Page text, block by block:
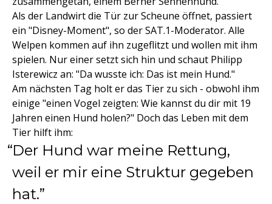
Als der Landwirt die Tür zur Scheune öffnet, passiert
ein "Disney-Moment", so der SAT.1-Moderator. Alle
Welpen kommen auf ihn zugeflitzt und wollen mit ihm
spielen. Nur einer setzt sich hin und schaut Philipp
Isterewicz an: "Da wusste ich: Das ist mein Hund."
Am nächsten Tag holt er das Tier zu sich - obwohl ihm
einige "einen Vogel zeigten: Wie kannst du dir mit 19
Jahren einen Hund holen?" Doch das Leben mit dem
Tier hilft ihm:
Der Hund war meine Rettung,
weil er mir eine Struktur gegeben
hat.